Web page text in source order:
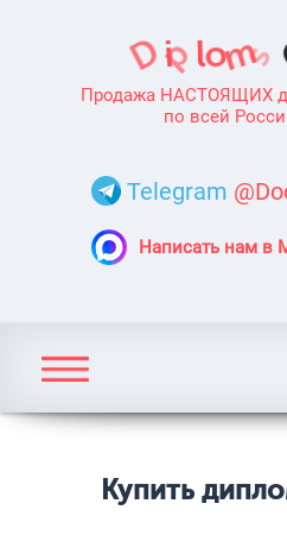
Продажа НАСТОЯЩИХ
по всей
Telegram
Написать нам в
Купить